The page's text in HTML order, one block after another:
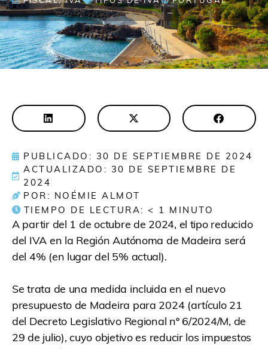
PUBLICADO: 30 DE SEPTIEMBRE DE 2024
ACTUALIZADO: 30 DE SEPTIEMBRE DE
2024
POR: NOÉMIE ALMOT
TIEMPO DE LECTURA: < 1 MINUTO
A partir del 1 de octubre de 2024, el tipo reducido
del IVA en la Región Autónoma de Madeira será
del 4% (en lugar del 5% actual).
Se trata de una medida incluida en el nuevo
presupuesto de Madeira para 2024 (artículo 21
del Decreto Legislativo Regional nº 6/2024/M, de
29 de julio), cuyo objetivo es reducir los impuestos